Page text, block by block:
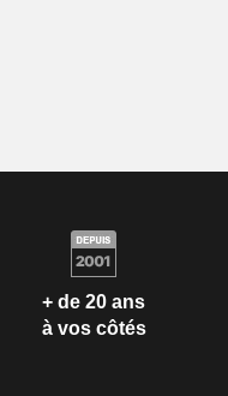
+ de 20 ans
à vos côtés